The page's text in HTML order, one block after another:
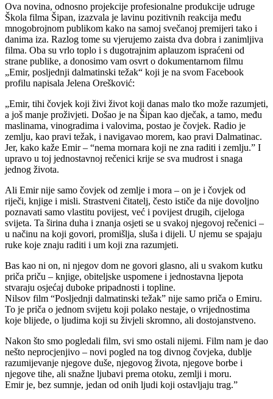
Ova novina, odnosno projekcije profesionalne produkcije udruge
Škola filma Šipan, izazvala je lavinu pozitivnih reakcija među
mnogobrojnom publikom kako na samoj svečanoj premijeri tako i
danima iza. Razlog tome su vjerujemo zaista dva dobra i zanimljiva
filma. Oba su vrlo toplo i s dugotrajnim aplauzom ispraćeni od
strane publike, a donosimo vam osvrt o dokumentarnom filmu
„Emir, posljednji dalmatinski težak“ koji je na svom Facebook
profilu napisala Jelena Orešković:
„Emir, tihi čovjek koji živi život koji danas malo tko može razumjeti,
a još manje proživjeti. Došao je na Šipan kao dječak, a tamo, među
maslinama, vinogradima i valovima, postao je čovjek. Radio je
zemlju, kao pravi težak, i navigavao morem, kao pravi Dalmatinac.
Jer, kako kaže Emir – “nema mornara koji ne zna raditi i zemlju.” I
upravo u toj jednostavnoj rečenici krije se sva mudrost i snaga
jednog života.
Ali Emir nije samo čovjek od zemlje i mora – on je i čovjek od
riječi, knjige i misli. Strastveni čitatelj, često ističe da nije dovoljno
poznavati samo vlastitu povijest, već i povijest drugih, cijeloga
svijeta. Ta širina duha i znanja osjeti se u svakoj njegovoj rečenici –
u načinu na koji govori, promišlja, sluša i dijeli. U njemu se spajaju
ruke koje znaju raditi i um koji zna razumjeti.
Bas kao ni on, ni njegov dom ne govori glasno, ali u svakom kutku
priča priču – knjige, obiteljske uspomene i jednostavna ljepota
stvaraju osjećaj duboke pripadnosti i topline.
Nilsov film “Posljednji dalmatinski težak” nije samo priča o Emiru.
To je priča o jednom svijetu koji polako nestaje, o vrijednostima
koje blijede, o ljudima koji su živjeli skromno, ali dostojanstveno.
Nakon što smo pogledali film, svi smo ostali nijemi. Film nam je dao
nešto neprocjenjivo – novi pogled na tog divnog čovjeka, dublje
razumijevanje njegove duše, njegovog života, njegove borbe i
njegove tihe, ali snažne ljubavi prema otoku, zemlji i moru.
Emir je, bez sumnje, jedan od onih ljudi koji ostavljaju trag.”